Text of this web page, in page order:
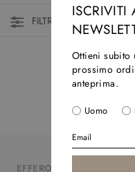
ISCRIVITI
Ottieni subito
prossimo
anteprima.
Uomo
FILTRI ATTIVI
EFFERO